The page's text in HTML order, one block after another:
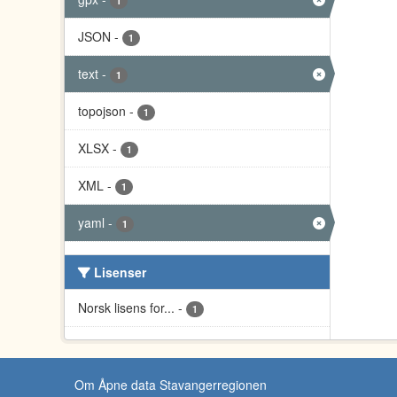
JSON - 1
text - 1
topojson - 1
XLSX - 1
XML - 1
yaml - 1
Lisenser
Norsk lisens for... - 1
Om Åpne data Stavangerregionen